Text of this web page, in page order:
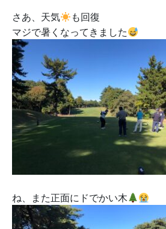
さあ、天気
も回復
マジで暑くなってきました
ね、また正面にドでかい木